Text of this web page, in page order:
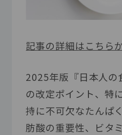
記事の詳細はこちら
2025年版『日本人の
の改定ポイント、特
持に不可欠なたんぱ
肪酸の重要性、ビタ